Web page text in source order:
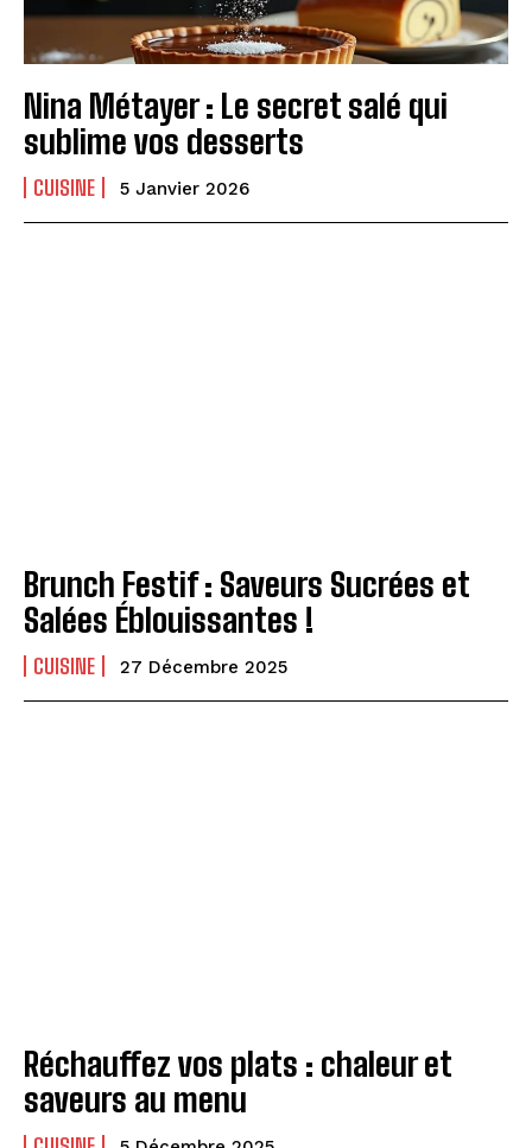
Nina Métayer : Le secret salé qui
sublime vos desserts
CUISINE 5 Janvier 2026
Brunch Festif : Saveurs Sucrées et
Salées Éblouissantes !
CUISINE 27 Décembre 2025
Réchauffez vos plats : chaleur et
saveurs au menu